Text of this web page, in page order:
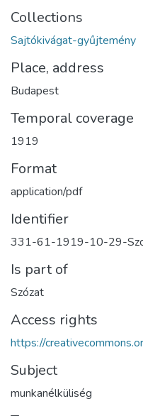
Collections
Sajtókivágat-gyűjtemény
Place, address
Budapest
Temporal coverage
1919
Format
application/pdf
Identifier
331-61-1919-10-29-
Is part of
Szózat
Access rights
https://
Subject
munkanélküliség